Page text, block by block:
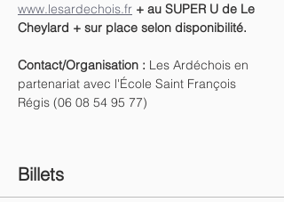
www.lesardechois.fr + au SUPER U de Le
Cheylard + sur place selon disponibilité.
Contact/Organisation : Les Ardéchois en
partenariat avec l'École Saint François
Régis (06 08 54 95 77)
Billets